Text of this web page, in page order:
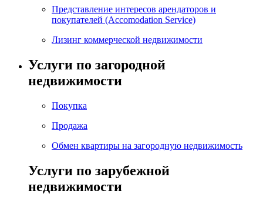
Представление интересов арендаторов и
покупателей (Accomodation Service)
Лизинг коммерческой недвижимости
Услуги по загородной
недвижимости
Покупка
Продажа
Обмен квартиры на загородную недвижимость
Услуги по зарубежной
недвижимости